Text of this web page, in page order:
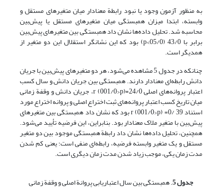
به منظور آزمون وجود یا نبود رابطة معنادار میان متغیرهای مستقل و
وابسته، ابتدا میزان همبستگی میان متغیرهای مستقل یا پیش‌بین
محاسبه شد. تحلیل داده‌ها نشان داد همبستگی بین متغیرهای پیش‌بین
برابر با 43/0 (05/0>p) بود که این نشانگر استقلال این دو متغیر از
همدیگر است.
چنانکه در جدول 5 مشاهده می‌شود، هر دو متغیرهای پیش‌بین با جریان
دانش رابطه‌ای معنادار دارند. همبستگی بین جریان دانش و سال کسب
اعتبار پروانه‌های اصلی 24/0=r (001/0>p)، جریان دانش و وقفة زمانی
میان تاریخ کسب اعتبار پروانه‌های ثبت اختراع اصلی و پروانه اختراع مورد
استناد 39 /0= r (001/0>p) بود که نشان داد همبستگی بین متغیرهای
پیش‌بین با متغیر ملاک معنادار بود. بنابراین، این فرضیه تأیید می‌شود.
همچنین، تحلیل داده‌ها نشان داد رابطة همبستگی موجود بین دو متغیر
مستقل و یک متغیر وابسته فرضیه، رابطه‌ای منفی است؛ یعنی کم شدن
مدت زمان یکی، موجب زیاد شدن مدت زمان دیگری است.
جدول 5 . همبستگی بین سال اعتباریابی پروانة اصلی و وقفة زمانی